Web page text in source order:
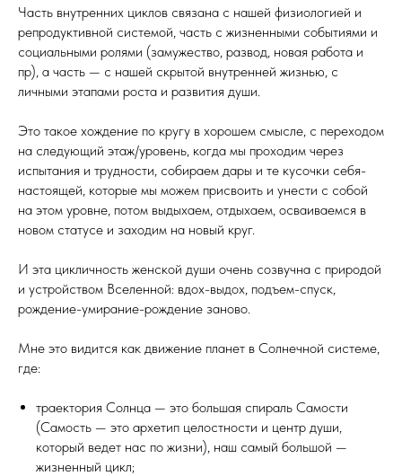
Часть внутренних циклов связана с нашей физиологией и
репродуктивной системой, часть с жизненными событиями и
социальными ролями (замужество, развод, новая работа и
пр), а часть — с нашей скрытой внутренней жизнью, с
личными этапами роста и развития души.
Это такое хождение по кругу в хорошем смысле, с переходом
на следующий этаж/уровень, когда мы проходим через
испытания и трудности, собираем дары и те кусочки себя-
настоящей, которые мы можем присвоить и унести с собой
на этом уровне, потом выдыхаем, отдыхаем, осваиваемся в
новом статусе и заходим на новый круг.
И эта цикличность женской души очень созвучна с природой
и устройством Вселенной: вдох-выдох, подъем-спуск,
рождение-умирание-рождение заново.
Мне это видится как движение планет в Солнечной системе,
где:
траектория Солнца — это большая спираль Самости
(Самость — это архетип целостности и центр души,
который ведет нас по жизни), наш самый большой —
жизненный цикл;